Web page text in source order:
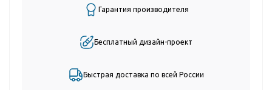
Гарантия производителя
Бесплатный дизайн-проект
Быстрая доставка по всей России